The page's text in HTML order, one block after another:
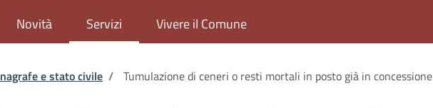
Novità Servizi Vivere il Comune
pane
e stato civile / Tumulazione di ceneri o resti mortali in posto già in concessione